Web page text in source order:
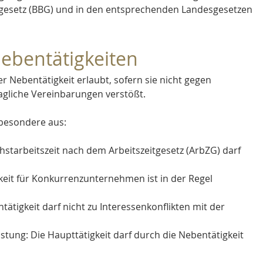
(BBG) und in den entsprechenden Landesgesetzen
Nebentätigkeit erlaubt, sofern sie nicht gegen
Vereinbarungen verstößt.
aus:
nach dem Arbeitszeitgesetz (ArbZG) darf
für Konkurrenzunternehmen ist in der Regel
darf nicht zu Interessenkonflikten mit der
Die Haupttätigkeit darf durch die Nebentätigkeit